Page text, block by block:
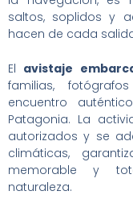
saltos, soplidos y
hacen de cada
El avistaje
familias,
encuentro
Patagonia. La
autorizados y se
climáticas,
memorable y
naturaleza.